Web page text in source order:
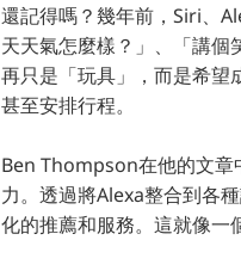
還記得嗎？幾年前，Siri、
天天氣怎麼樣？」、「講個
再只是「玩具」，而是希望
甚至安排行程。
Ben Thompson在他的文章
力。透過將Alexa整合到各
化的推薦和服務。這就像一